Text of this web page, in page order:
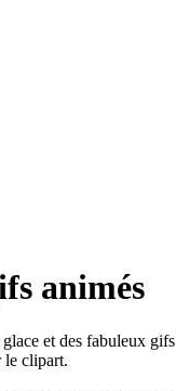
animés
et des fabuleux
le clipart.